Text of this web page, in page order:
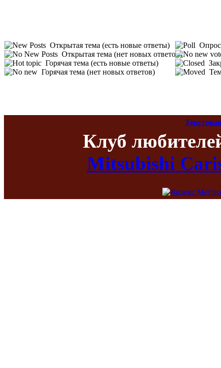
Открытая тема (есть новые ответы)
Открытая тема (нет новых ответов)
Горячая тема (есть новые ответы)
Горячая тема (нет новых ответов)
Опрос
Клуб
Mitsubishi